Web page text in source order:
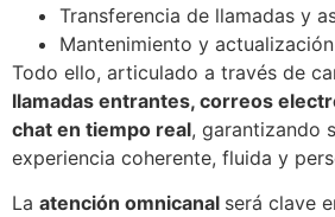
Transferencia de llamadas y
Mantenimiento y
Todo ello, articulado a través de
llamadas entrantes, correos
chat en tiempo real, garantizando
experiencia coherente, fluida y
La atención omnicanal será clave